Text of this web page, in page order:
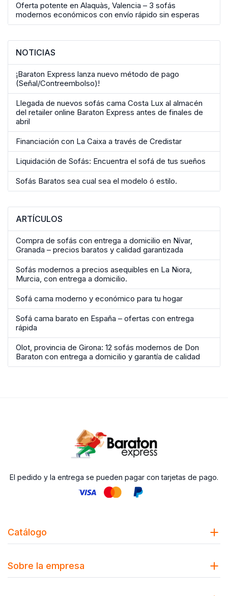
Oferta potente en Alaquàs, Valencia – 3 sofás
modernos económicos con envío rápido sin esperas
NOTICIAS
¡Baraton Express lanza nuevo método de pago
(Señal/Contreembolso)!
Llegada de nuevos sofás cama Costa Lux al almacén
del retailer online Baraton Express antes de finales de
abril
Financiación con La Caixa a través de Credistar
Liquidación de Sofás: Encuentra el sofá de tus sueños
Sofás Baratos sea cual sea el modelo ó estilo.
ARTÍCULOS
Compra de sofás con entrega a domicilio en Nívar,
Granada – precios baratos y calidad garantizada
Sofás modernos a precios asequibles en La Niora,
Murcia, con entrega a domicilio.
Sofá cama moderno y económico para tu hogar
Sofá cama barato en España – ofertas con entrega
rápida
Olot, provincia de Girona: 12 sofás modernos de Don
Baraton con entrega a domicilio y garantía de calidad
El pedido y la entrega se pueden pagar con tarjetas de pago.
Catálogo
Sobre la empresa